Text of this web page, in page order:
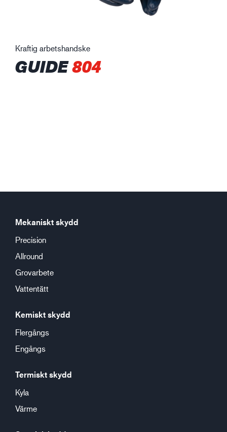
Kraftig arbetshandske
GUIDE804
Mekaniskt skydd
Precision
Allround
Grovarbete
Vattentätt
Kemiskt skydd
Flergångs
Engångs
Termiskt skydd
Kyla
Värme